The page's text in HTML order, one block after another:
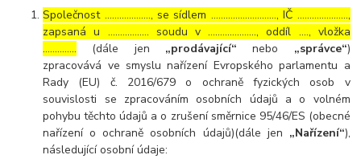
Společnost ………………., se sídlem ………………………, IČ …………………,
zapsaná u …………….. soudu v ……………….., oddíl …., vložka
………….. (dále jen „prodávající“ nebo „správce“)
zpracovává ve smyslu nařízení Evropského parlamentu a
Rady (EU) č. 2016/679 o ochraně fyzických osob v
souvislosti se zpracováním osobních údajů a o volném
pohybu těchto údajů a o zrušení směrnice 95/46/ES (obecné
nařízení o ochraně osobních údajů)(dále jen „Nařízení“),
následující osobní údaje: